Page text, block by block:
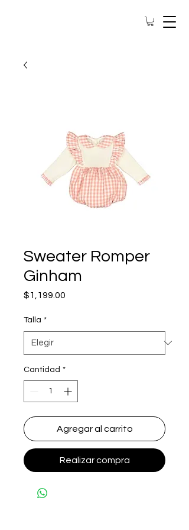
Sweater Romper
Ginham
$1,199.00
Talla *
Cantidad *
Agregar al carrito
Realizar compra